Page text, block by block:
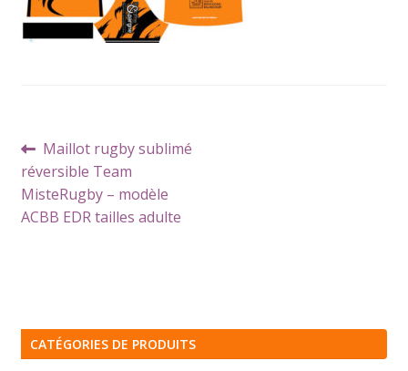
Navigation
de
l’article
Article
précédent :
Maillot rugby sublimé
réversible Team
MisteRugby – modèle
ACBB EDR tailles adulte
CATÉGORIES DE PRODUITS